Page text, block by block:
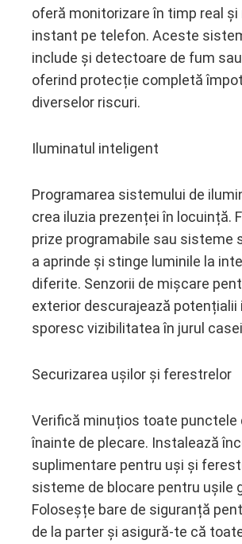
oferă monitorizare în timp real
instant pe telefon. Aceste
include și detectoare de fum
oferind protecție completă
diverselor riscuri.
Iluminatul inteligent
Programarea sistemului de
crea iluzia prezenței în locuință.
prize programabile sau sisteme
a aprinde și stinge luminile la
diferite. Senzorii de mișcare
exterior descurajează potențialii
sporesc vizibilitatea în jurul
Securizarea ușilor și ferestrelor
Verifică minuțios toate punctele
înainte de plecare. Instalează
suplimentare pentru uși și
sisteme de blocare pentru ușile
Foloseșțe bare de siguranță
de la parter și asigură-te că